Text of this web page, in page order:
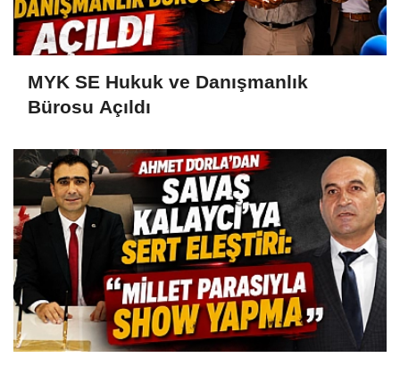
MYK SE Hukuk ve Danışmanlık
Bürosu Açıldı